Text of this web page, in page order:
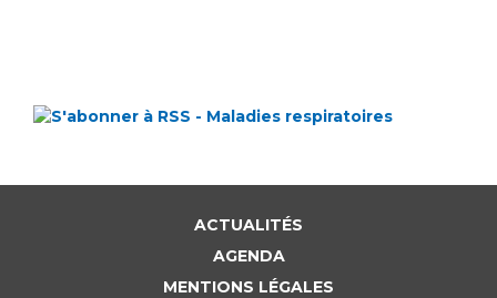
ACTUALITÉS
AGENDA
MENTIONS LÉGALES